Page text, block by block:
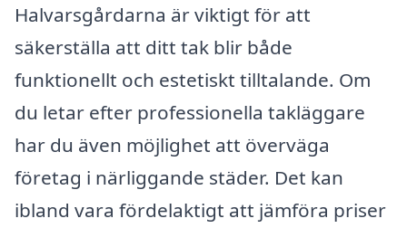
Halvarsgårdarna är viktigt för att
säkerställa att ditt tak blir både
funktionellt och estetiskt tilltalande. Om
du letar efter professionella takläggare
har du även möjlighet att överväga
företag i närliggande städer. Det kan
ibland vara fördelaktigt att jämföra priser